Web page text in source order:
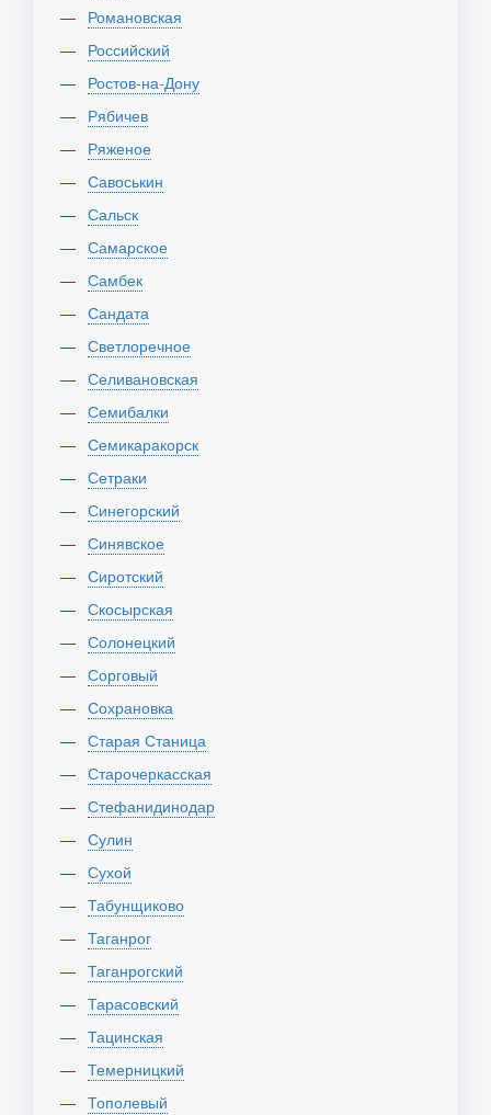
Романовская
Российский
Ростов-на-Дону
Рябичев
Ряженое
Савоськин
Сальск
Самарское
Самбек
Сандата
Светлоречное
Селивановская
Семибалки
Семикаракорск
Сетраки
Синегорский
Синявское
Сиротский
Скосырская
Солонецкий
Сорговый
Сохрановка
Старая Станица
Старочеркасская
Стефанидинодар
Сулин
Сухой
Табунщиково
Таганрог
Таганрогский
Тарасовский
Тацинская
Темерницкий
Тополевый